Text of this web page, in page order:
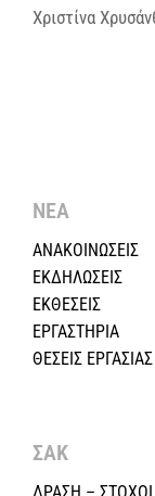
Χριστίνα
ΝΕΑ
ΑΝΑΚΟΙΝΩΣΕΙΣ
ΕΚΔΗΛΩΣΕΙΣ
ΕΚΘΕΣΕΙΣ
ΕΡΓΑΣΤΗΡΙΑ
ΘΕΣΕΙΣ ΕΡΓΑΣΙΑΣ
ΣΑΚ